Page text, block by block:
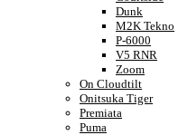
Dunk
M2K Tekno
P-6000
V5 RNR
Zoom
On Cloudtilt
Onitsuka Tiger
Premiata
Puma